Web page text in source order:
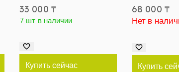
33 000 ₸
7 шт в наличии
Купить сейчас
68 000 ₸
Нет в
Купить